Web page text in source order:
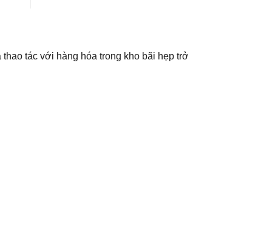
tác với hàng hóa trong kho bãi hẹp trở